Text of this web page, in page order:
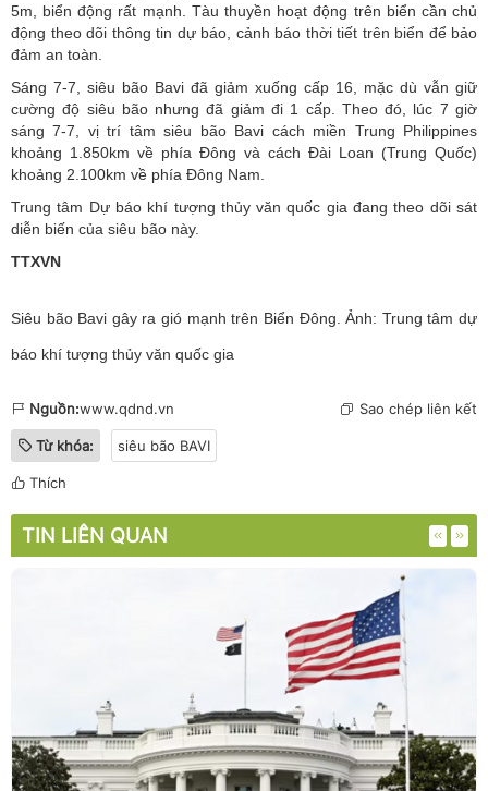
5m, biển động rất mạnh. Tàu thuyền hoạt động trên biển cần chủ
động theo dõi thông tin dự báo, cảnh báo thời tiết trên biển để bảo
đảm an toàn.
Sáng 7-7, siêu bão Bavi đã giảm xuống cấp 16, mặc dù vẫn giữ
cường độ siêu bão nhưng đã giảm đi 1 cấp. Theo đó, lúc 7 giờ
sáng 7-7, vị trí tâm siêu bão Bavi cách miền Trung Philippines
khoảng 1.850km về phía Đông và cách Đài Loan (Trung Quốc)
khoảng 2.100km về phía Đông Nam.
Trung tâm Dự báo khí tượng thủy văn quốc gia đang theo dõi sát
diễn biến của siêu bão này.
TTXVN
Siêu bão Bavi gây ra gió mạnh trên Biển Đông. Ảnh: Trung tâm dự
báo khí tượng thủy văn quốc gia
Nguồn:www.qdnd.vn Sao chép liên kết
Từ khóa: siêu bão BAVI
Thích
TIN LIÊN QUAN